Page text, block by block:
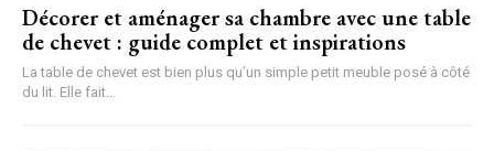
Décorer et aménager sa chambre avec une table
de chevet : guide complet et inspirations
La table de chevet est bien plus qu’un simple petit meuble posé à côté
du lit. Elle fait...